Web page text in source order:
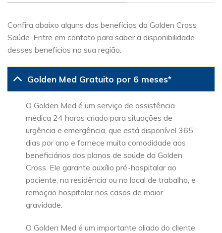
Confira abaixo alguns dos benefícios da Golden Cross
Saúde. Entre em contato para saber a disponibilidade
desses benefícios na sua região.
Golden Med Gratuito por 6 meses*
O Golden Med é um serviço de assistência
médica 24 horas criado para situações de
urgência e emergência, que está disponível 365
dias por ano e fornece muita comodidade aos
beneficiários dos planos de saúde da Golden
Cross. Ele garante auxílio pré-hospitalar ao
paciente, na residência ou no local de trabalho, e
remoção hospitalar nos casos de maior
gravidade.
O Golden Med é um importante aliado do cliente